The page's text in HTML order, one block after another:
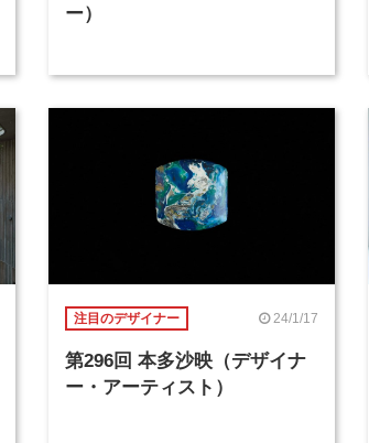
ー）
注目のデザイナー 24/1/17
第296回 本多沙映（デザイナ
ー・アーティスト）